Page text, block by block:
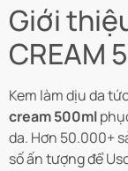
Giới
CREAM
Kem làm dịu da
cream500ml
da. Hơn 50.000+
số ấn tượng để